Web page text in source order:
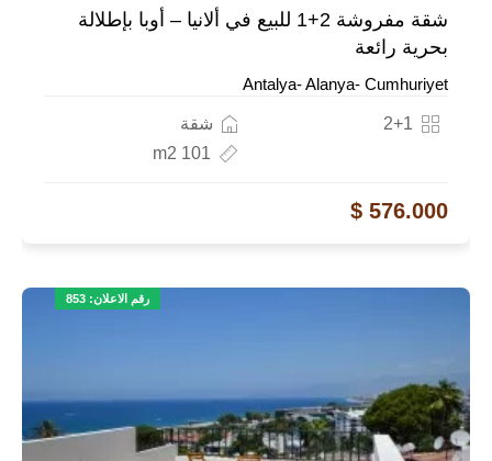
شقة مفروشة 2+1 للبيع في ألانيا – أوبا بإطلالة
بحرية رائعة
Antalya- Alanya- Cumhuriyet
شقة
2+1
101 m2
576.000 $
رقم الاعلان: 853